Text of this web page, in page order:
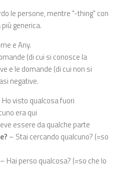
le persone, mentre "-thing" con
generica.
e Any.
(di cui si conosce la
e le domande (di cui non si
negative.
visto qualcosa fuori
era qui
essere da qualche parte
– Stai cercando qualcuno? (=so
– Hai perso qualcosa? (=so che lo